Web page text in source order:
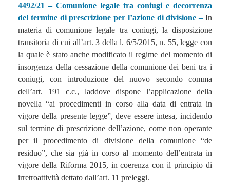
4492/21 – Comunione legale tra coniugi e decorrenza
del termine di prescrizione per l’azione di divisione – In
materia di comunione legale tra coniugi, la disposizione
transitoria di cui all’art. 3 della l. 6/5/2015, n. 55, legge con
la quale è stato anche modificato il regime del momento di
insorgenza della cessazione della comunione dei beni tra i
coniugi, con introduzione del nuovo secondo comma
dell’art. 191 c.c., laddove dispone l’applicazione della
novella “ai procedimenti in corso alla data di entrata in
vigore della presente legge”, deve essere intesa, incidendo
sul termine di prescrizione dell’azione, come non operante
per il procedimento di divisione della comunione “de
residuo”, che sia già in corso al momento dell’entrata in
vigore della Riforma 2015, in coerenza con il principio di
irretroattività dettato dall’art. 11 preleggi.